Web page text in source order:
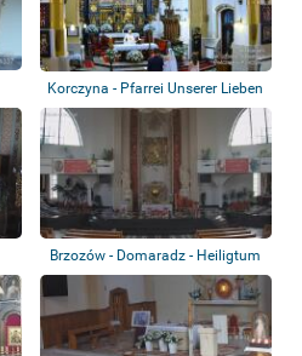
Korczyna - Pfarrei Unserer Lieben
Frau,...
Brzozów - Domaradz - Heiligtum